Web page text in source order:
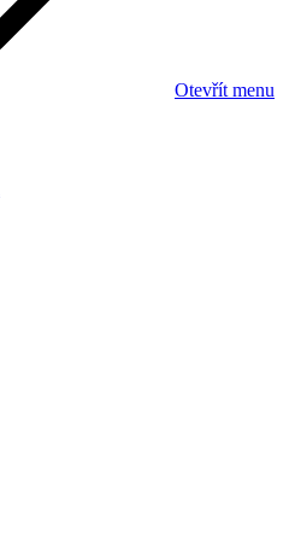
Otevřít menu